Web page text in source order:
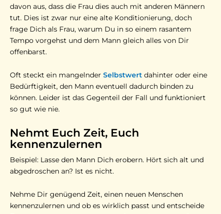
davon aus, dass die Frau dies auch mit anderen Männern
tut. Dies ist zwar nur eine alte Konditionierung, doch
frage Dich als Frau, warum Du in so einem rasantem
Tempo vorgehst und dem Mann gleich alles von Dir
offenbarst.
Oft steckt ein mangelnder Selbstwert dahinter oder eine
Bedürftigkeit, den Mann eventuell dadurch binden zu
können. Leider ist das Gegenteil der Fall und funktioniert
so gut wie nie.
Nehmt Euch Zeit, Euch
kennenzulernen
Beispiel: Lasse den Mann Dich erobern. Hört sich alt und
abgedroschen an? Ist es nicht.
Nehme Dir genügend Zeit, einen neuen Menschen
kennenzulernen und ob es wirklich passt und entscheide